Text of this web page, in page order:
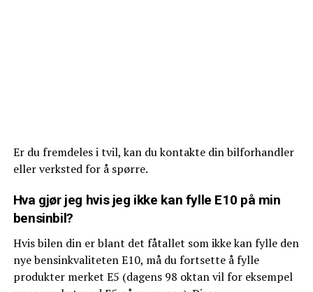
Er du fremdeles i tvil, kan du kontakte din bilforhandler
eller verksted for å spørre.
Hva gjør jeg hvis jeg ikke kan fylle E10 på min
bensinbil?
Hvis bilen din er blant det fåtallet som ikke kan fylle den
nye bensinkvaliteten E10, må du fortsette å fylle
produkter merket E5 (dagens 98 oktan vil for eksempel